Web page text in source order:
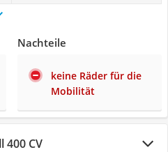
Nachteile
keine Räder für die
Mobilität
400 CV